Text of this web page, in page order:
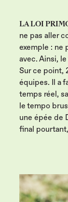
LA LOI
ne pas aller
exemple : ne
avec. Ainsi,
Sur ce point,
équipes. Il a
temps réel,
le tempo
une épée de
final